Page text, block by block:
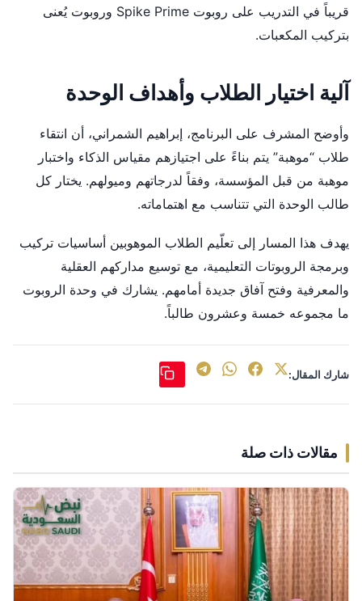
قريباً في التدريب على روبوت Spike Prime وروبوت يُعنى
بتركيب المكعبات.
آلية اختيار الطلاب وأهداف الوحدة
وأوضح المشرف على البرنامج، إبراهيم الشمراني، أن انتقاء
طلاب “موهبة” يتم بناءً على اجتيازهم مقياس الذكاء واختبار
موهبة من قبل المؤسسة، وفقاً لدرجاتهم وميولهم. يختار كل
طالب الوحدة التي تتناسب مع اهتماماته.
يهدف هذا المسار إلى تعلّيم الطلاب الموهوبين أساسيات تركيب
وبرمجة الروبوتات التعليمية، مع توسيع مداركهم العقلية
والمعرفية وفتح آفاق جديدة أمامهم. يشارك في وحدة الروبوت
ما مجموعه خمسة وعشرون طالباً.
شارك المقال:
مقالات ذات صلة